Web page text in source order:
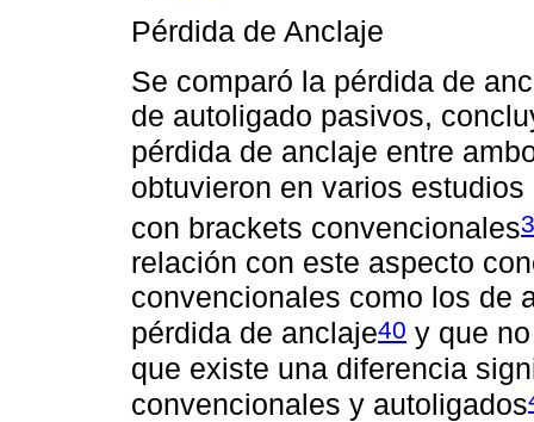
Pérdida de Anclaje
Se comparó la pérdida de
de autoligado pasivos,
pérdida de anclaje entre
obtuvieron en varios
con brackets convencionales
relación con este aspecto
convencionales como los de
pérdida de anclaje40 y que
que existe una diferencia
convencionales y autoligados